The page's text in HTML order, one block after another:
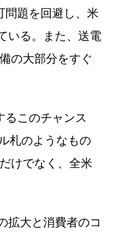
問題を回避し、米
いる。また、送電
の大部分をすぐ
るこのチャンス
札のようなもの
けでなく、全米
拡大と消費者のコ